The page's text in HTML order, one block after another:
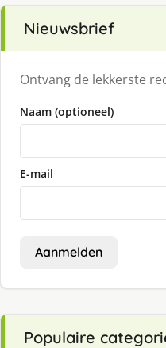
Nieuwsbrief
Ontvang de lekkerste
Naam (optioneel)
E-mail
Aanmelden
Populaire